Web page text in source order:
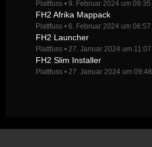
Plattfuss 9. Februar 2024 um 09:35
FH2 Afrika Mappack
Plattfuss 6. Februar 2024 um 06:57
FH2 Launcher
Plattfuss 27. Januar 2024 um 11:07
FH2 Slim Installer
Plattfuss 27. Januar 2024 um 09:48